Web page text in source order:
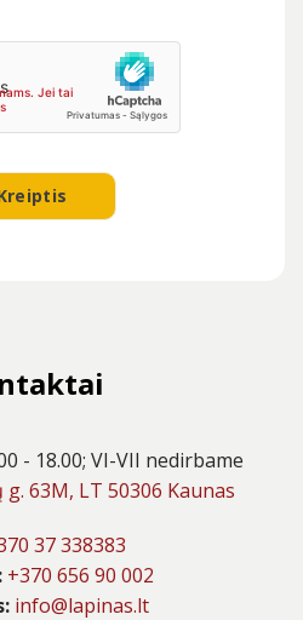
- 18.00; VI-VII nedirbame
63M, LT 50306 Kaunas
37 338383
+370 656 90 002
info@lapinas.lt